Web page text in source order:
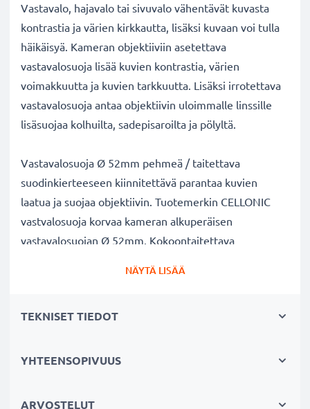
Vastavalo, hajavalo tai sivuvalo vähentävät kuvasta
kontrastia ja värien kirkkautta, lisäksi kuvaan voi tulla
häikäisyä. Kameran objektiiviin asetettava
vastavalosuoja lisää kuvien kontrastia, värien
voimakkuutta ja kuvien tarkkuutta. Lisäksi irrotettava
vastavalosuoja antaa objektiivin uloimmalle linssille
lisäsuojaa kolhuilta, sadepisaroilta ja pölyltä.
Vastavalosuoja Ø 52mm pehmeä / taitettava
suodinkierteeseen kiinnitettävä parantaa kuvien
laatua ja suojaa objektiivin. Tuotemerkin CELLONIC
vastvalosuoja korvaa kameran alkuperäisen
vastavalosuojan Ø 52mm. Kokoontaitettava
suodinkierteeseen kiinnitettävä tuotemerkiltä
✔ 100% yhteensopiva Ø 52mm kameraan
NÄYTÄ LISÄÄ
TEKNISET TIEDOT
YHTEENSOPIVUUS
ARVOSTELUT